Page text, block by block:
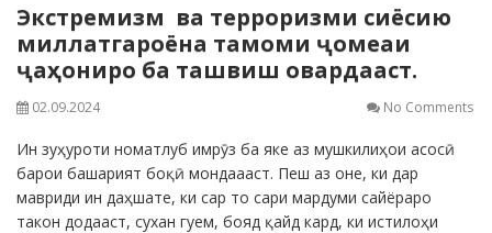
Экстремизм ва терроризми сиёсию
миллатгароёна тамоми ҷомеаи
ҷаҳониро ба ташвиш овардааст.
02.09.2024 No Comments
Ин зуҳуроти номатлуб имрӯз ба яке аз мушкилиҳои асосӣ
барои башарият боқӣ мондаааст. Пеш аз оне, ки дар
мавриди ин даҳшате, ки сар то сари мардуми сайёраро
такон додааст, сухан гуем, бояд қайд кард, ки истилоҳи